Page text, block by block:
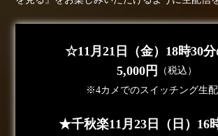
☆11月21日（金）18時30
5,000円
（税込）
※4カメでのスイッチング生
★千秋楽11月23日（日）16